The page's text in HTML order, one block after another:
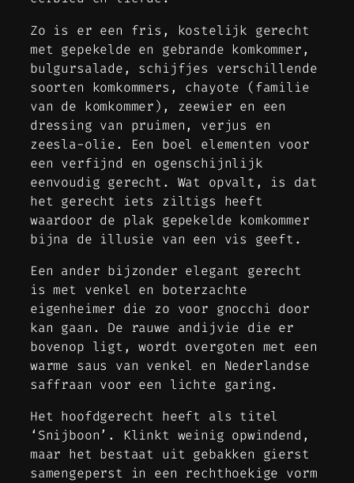
Zo is er een fris, kostelijk gerecht
met gepekelde en gebrande komkommer,
bulgursalade, schijfjes verschillende
soorten komkommers, chayote (familie
van de komkommer), zeewier en een
dressing van pruimen, verjus en
zeesla-olie. Een boel elementen voor
een verfijnd en ogenschijnlijk
eenvoudig gerecht. Wat opvalt, is dat
het gerecht iets ziltigs heeft
waardoor de plak gepekelde komkommer
bijna de illusie van een vis geeft.
Een ander bijzonder elegant gerecht
is met venkel en boterzachte
eigenheimer die zo voor gnocchi door
kan gaan. De rauwe andijvie die er
bovenop ligt, wordt overgoten met een
warme saus van venkel en Nederlandse
saffraan voor een lichte garing.
Het hoofdgerecht heeft als titel
‘Snijboon’. Klinkt weinig opwindend,
maar het bestaat uit gebakken gierst
samengeperst in een rechthoekige vorm